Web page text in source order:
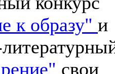
к образу" и
свои